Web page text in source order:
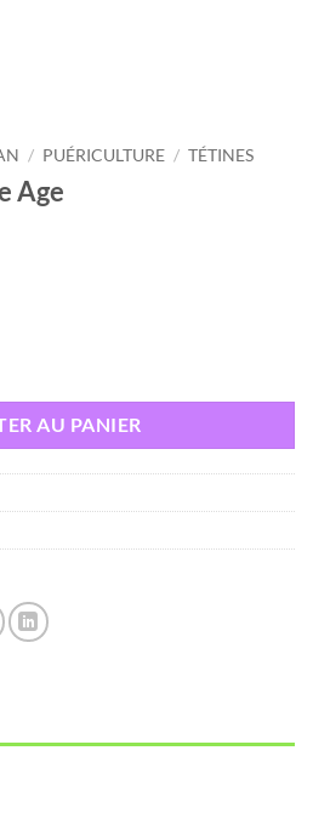
/ PUÉRICULTURE / TÉTINES
Age
AU PANIER